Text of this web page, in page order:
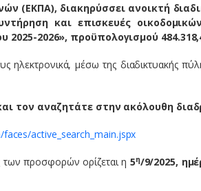
(ΕΚΠΑ), διακηρύσσει ανοικτή
και επισκευές
2025-2026», προϋπολογισμού
μέσω της διαδικτυακής
τον αναζητάτε στην ακόλουθη
active_search_main.jspx
προσφορών ορίζεται η 5η/9/2025,